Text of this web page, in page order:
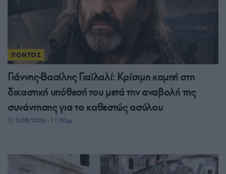
ΠΟΝΤΟΣ
Γιάννης-Βασίλης Γιαϊλαλί: Κρίσιμη καμπή στη
δικαστική υπόθεσή του μετά την αναβολή της
συνάντησης για το καθεστώς ασύλου
3/08/2026 - 11:50μμ